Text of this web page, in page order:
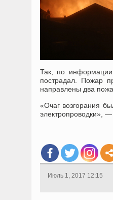
Так, по информации
пострадал. Пожар
направлены два
«Очаг возгорания
электропроводки»,
Июль 1, 2017 12:15